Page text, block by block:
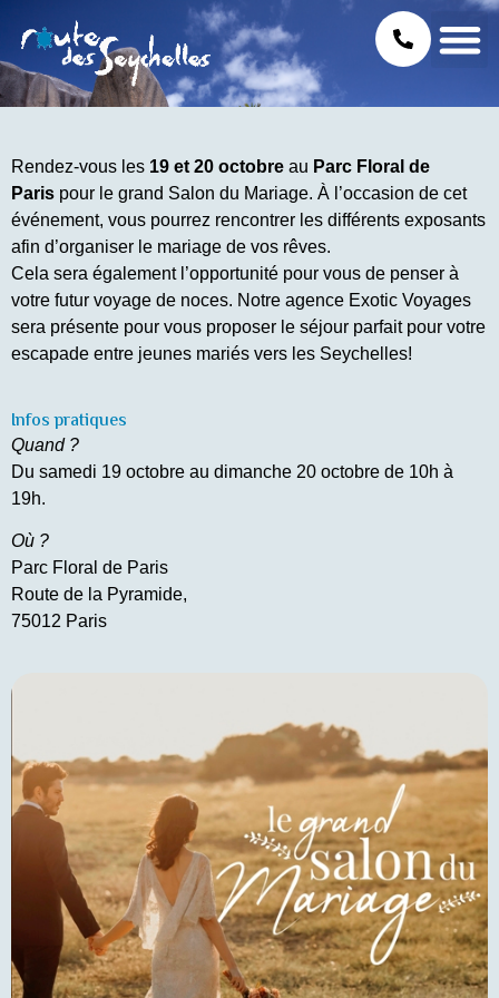
Rendez-vous les 19 et 20 octobre au Parc Floral de
Paris pour le grand Salon du Mariage. À l’occasion de cet
événement, vous pourrez rencontrer les différents exposants
afin d’organiser le mariage de vos rêves.
Cela sera également l’opportunité pour vous de penser à
votre futur voyage de noces. Notre agence Exotic Voyages
sera présente pour vous proposer le séjour parfait pour votre
escapade entre jeunes mariés vers les Seychelles!
Infos pratiques
Quand ?
Du samedi 19 octobre au dimanche 20 octobre de 10h à
19h.
Où ?
Parc Floral de Paris
Route de la Pyramide,
75012 Paris